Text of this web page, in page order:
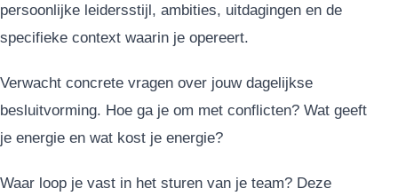
persoonlijke leidersstijl, ambities, uitdagingen en de
specifieke context waarin je opereert.
Verwacht concrete vragen over jouw dagelijkse
besluitvorming. Hoe ga je om met conflicten? Wat geeft
je energie en wat kost je energie?
Waar loop je vast in het sturen van je team? Deze